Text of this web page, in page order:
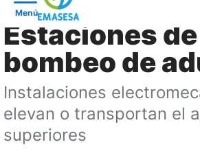
Menú
Estaciones de
bombeo de
Instalaciones
elevan o transportan el
superiores